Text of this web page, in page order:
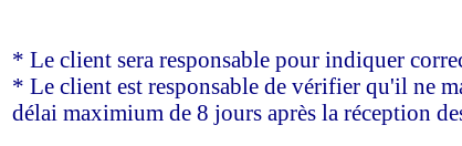
* Le client sera responsable pour indiquer
* Le client est responsable de vérifier qu'il ne
délai maximium de 8 jours après la réception